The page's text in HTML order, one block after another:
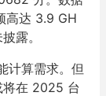
高达 3.9 GH
露。
计算需求。但
将在 2025 台